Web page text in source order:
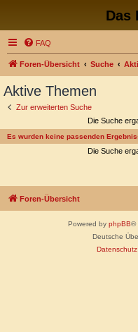
Das
FAQ
Foren-Übersicht Suche
Aktive Themen
Zur erweiterten Suche
Die Suche
Es wurden keine passenden
Die Suche
Foren-Übersicht
Powered by phpBB®
Deutsche
Datenschutz